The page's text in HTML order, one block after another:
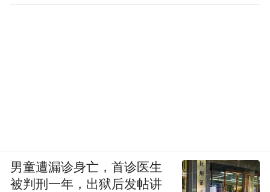
男童遭漏诊身亡，首诊医生
被判刑一年，出狱后发帖讲